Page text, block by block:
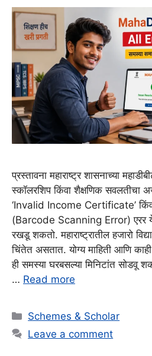
प्रस्तावना महाराष्ट्र शासनाच्या
स्कॉलरशिप किंवा शैक्षणिक सवलतीचा
‘Invalid Income Certificate’
(Barcode Scanning Error) एरर
रखडू शकतो. महाराष्ट्रातील हजारो
चिंतेत असतात. योग्य माहिती आणि
ही समस्या घरबसल्या मिनिटांत सोडवू
… Read more
Categories
Schemes & Scholar
Leave a comment